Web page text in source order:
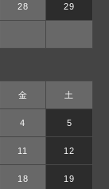
28 29
金 土
4 5
11 12
18 19